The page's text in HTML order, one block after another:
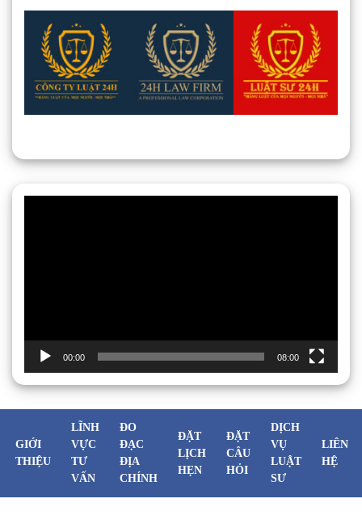
00:00 08:00
GIỚI
THIỆU
LĨNH
VỰC
TƯ
VẤN
ĐO
ĐẠC
ĐỊA
CHÍNH
ĐẶT
LỊCH
HẸN
ĐẶT
CÂU
HỎI
DỊCH
VỤ
LUẬT
SƯ
LIÊN
HỆ